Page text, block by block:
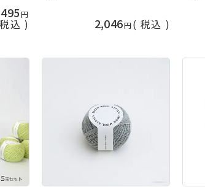
495
税込 2,046 税込
ュ
メ
み